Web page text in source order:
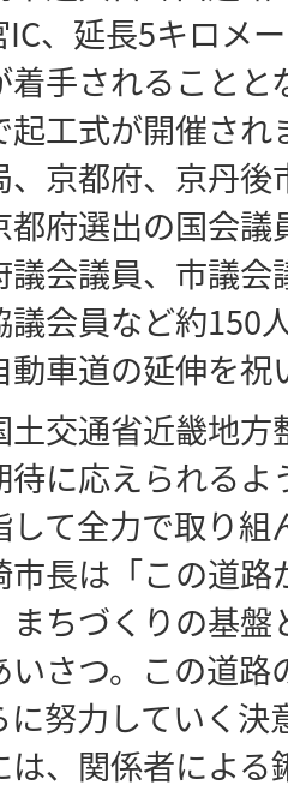
、延長5キロメ
手されることと
起工式が開催さ
京都府、京丹後
府選出の国会議
会議員、市議
会員など約150
動車道の延伸を祝
交通省近畿地方
に応えられる
て全力で取り組
長は「この道
まちづくりの基
さつ。この道路
努力していく決
、関係者による